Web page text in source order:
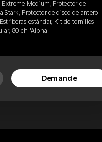
Extreme Medium, Protector de
Stark, Protector de disco delantero
estándar, Kit de tornillos
80 ch 'Alpha'
Demande